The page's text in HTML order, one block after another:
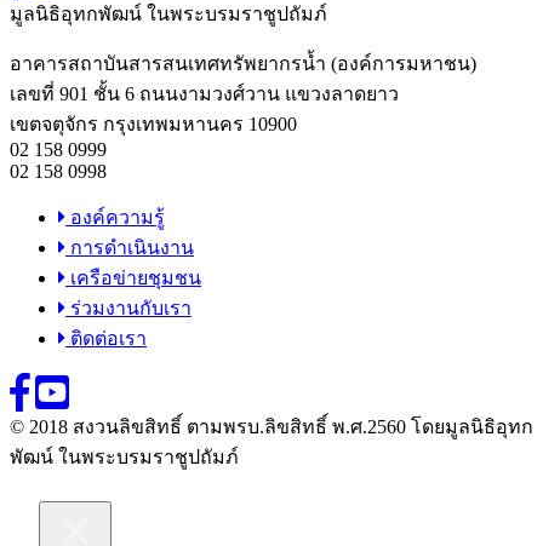
มูลนิธิอุทกพัฒน์ ในพระบรมราชูปถัมภ์
อาคารสถาบันสารสนเทศทรัพยากรน้ำ (องค์การมหาชน)
เลขที่ 901 ชั้น 6 ถนนงามวงศ์วาน แขวงลาดยาว
เขตจตุจักร กรุงเทพมหานคร 10900
02 158 0999
02 158 0998
องค์ความรู้
การดำเนินงาน
เครือข่ายชุมชน
ร่วมงานกับเรา
ติดต่อเรา
© 2018 สงวนลิขสิทธิ์ ตามพรบ.ลิขสิทธิ์ พ.ศ.2560 โดยมูลนิธิอุทก
พัฒน์ ในพระบรมราชูปถัมภ์